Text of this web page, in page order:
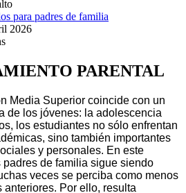
para padres de familia
2026
PARENTAL
Media Superior coincide con un
de los jóvenes: la adolescencia
los estudiantes no sólo enfrentan
sino también importantes
y personales. En este
de familia sigue siendo
veces se perciba como menos
anteriores. Por ello, resulta